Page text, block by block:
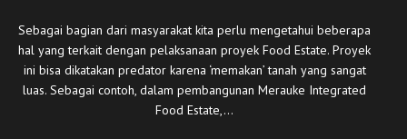
Sebagai bagian dari masyarakat kita perlu mengetahui beberapa
hal yang terkait dengan pelaksanaan proyek Food Estate. Proyek
ini bisa dikatakan predator karena ‘memakan’ tanah yang sangat
luas. Sebagai contoh, dalam pembangunan Merauke Integrated
Food Estate,…